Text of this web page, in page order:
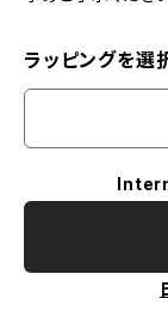
ラッピングを選